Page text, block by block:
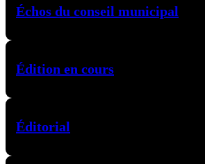
Échos du conseil municipal
Édition en cours
Éditorial